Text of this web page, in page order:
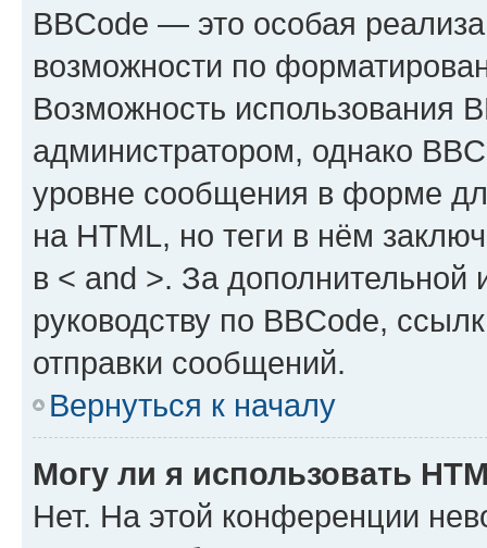
BBCode — это особая
возможности по
Возможность использования
администратором, однако
уровне сообщения в форме
на HTML, но теги в нём
в < and >. За
руководству по BBCode,
отправки сообщений.
Вернуться к началу
Могу ли я использовать
Нет. На этой конференции